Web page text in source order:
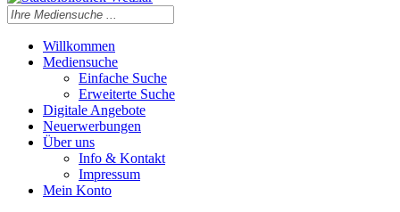
Willkommen
Mediensuche
Einfache Suche
Erweiterte Suche
Digitale Angebote
Neuerwerbungen
Über uns
Info & Kontakt
Impressum
Mein Konto